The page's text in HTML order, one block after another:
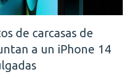
de carcasas de
a un iPhone 14